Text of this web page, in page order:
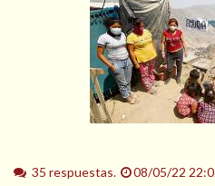
35 respuestas.
08/05/22